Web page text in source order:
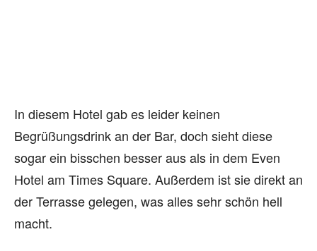
In diesem Hotel gab es leider keinen
Begrüßungsdrink an der Bar, doch sieht diese
sogar ein bisschen besser aus als in dem Even
Hotel am Times Square. Außerdem ist sie direkt an
der Terrasse gelegen, was alles sehr schön hell
macht.